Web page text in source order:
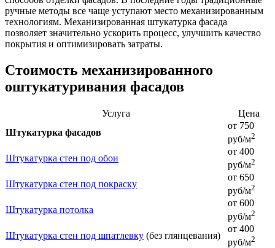
ручные методы все чаще уступают место механизированным
технологиям. Механизированная штукатурка фасада
позволяет значительно ускорить процесс, улучшить качество
покрытия и оптимизировать затраты.
Стоимость механизированного
оштукатуривания фасадов
Услуга
Цена
Штукатурка фасадов
от 750
руб/м2
Штукатурка стен под обои
от 400
руб/м2
Штукатурка стен под покраску
от 650
руб/м2
Штукатурка потолка
от 600
руб/м2
Штукатурка стен под шпатлевку (без глянцевания)
от 400
руб/м2